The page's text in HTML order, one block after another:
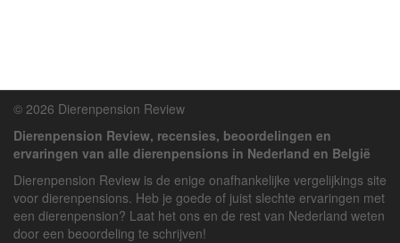
© 2026 Dierenpension Review
Dierenpension Review, recensies, beoordelingen en
ervaringen van alle dierenpensions in Nederland en België
Dierenpension Review is de enige onafhankelijke vergelijkings site
voor dierenpensions. Heb je goede of juist slechte ervaringen met
een dierenpension? Laat het ons en de rest van Nederland weten
door een beoordeling te schrijven!